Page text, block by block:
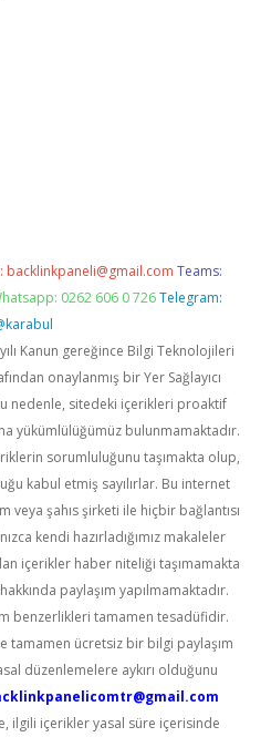
backlinkpaneli@gmail.com Teams:
0262 606 0 726 Telegram:
Kanun gereğince Bilgi Teknolojileri
onaylanmış bir Yer Sağlayıcı
nedenle, sitedeki içerikleri proaktif
yükümlülüğümüz bulunmamaktadır.
sorumluluğunu taşımakta olup,
kabul etmiş sayılırlar. Bu internet
veya şahıs şirketi ile hiçbir bağlantısı
kendi hazırladığımız makaleler
içerikler haber niteliği taşımamakta
paylaşım yapılmamaktadır.
benzerlikleri tamamen tesadüfidir.
tamamen ücretsiz bir bilgi paylaşım
düzenlemelere aykırı olduğunu
ilgili içerikler yasal süre içerisinde